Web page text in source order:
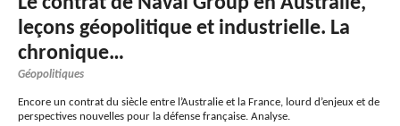
leçons géopolitique et industrielle. La
chronique…
Géopolitiques
Encore un contrat du siècle entre l’Australie et la France, lourd d’enjeux et de
perspectives nouvelles pour la défense française. Analyse.